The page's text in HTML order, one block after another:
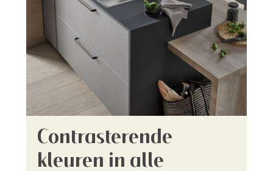
Contrasterende
kleuren in alle